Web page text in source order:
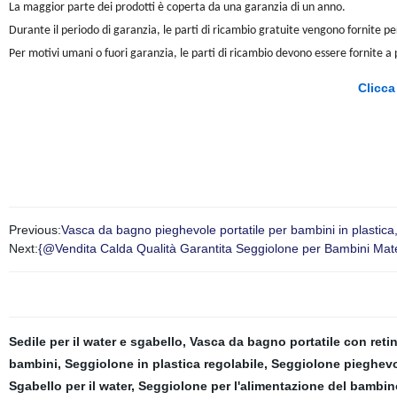
La maggior parte dei prodotti è coperta da una garanzia di un anno.
Durante il periodo di garanzia, le parti di ricambio gratuite vengono fornite
Per motivi umani o fuori garanzia, le parti di ricambio devono essere fornite a
Previous:Vasca da bagno pieghevole portatile per bambini in
Next:{@Vendita Calda Qualità Garantita Seggiolone per Bambini
Sedile per il water e sgabello, Vasca da bagno portatile con
bambini, Seggiolone in plastica regolabile, Seggiolone
Sgabello per il water, Seggiolone per l'alimentazione del